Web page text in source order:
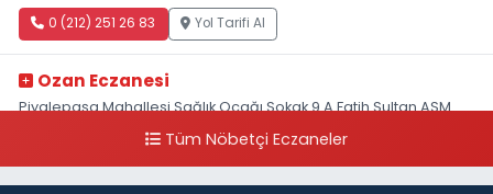
0 (212) 251 26 83 Yol Tarifi Al
Ozan Eczanesi
Piyalepaşa Mahallesi Sağlık Ocağı Sokak 9 A Fatih Sultan ASM
Tüm Nöbetçi Eczaneler